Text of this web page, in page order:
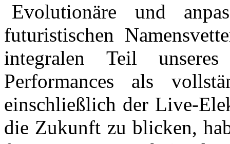
Evolutionäre und
futuristischen
integralen Teil
Performances als
einschließlich der Live-
die Zukunft zu blicken,